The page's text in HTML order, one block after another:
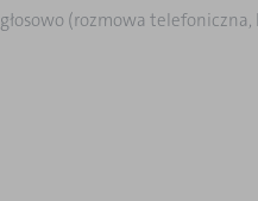
głosowo (rozmowa telefoniczna,